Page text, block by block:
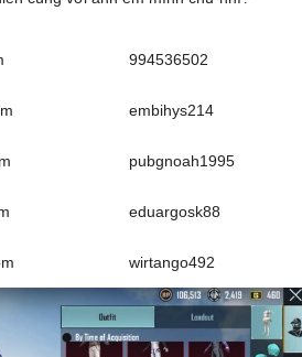
994536502
embihys214
pubgnoah1995
eduargosk88
wirtango492